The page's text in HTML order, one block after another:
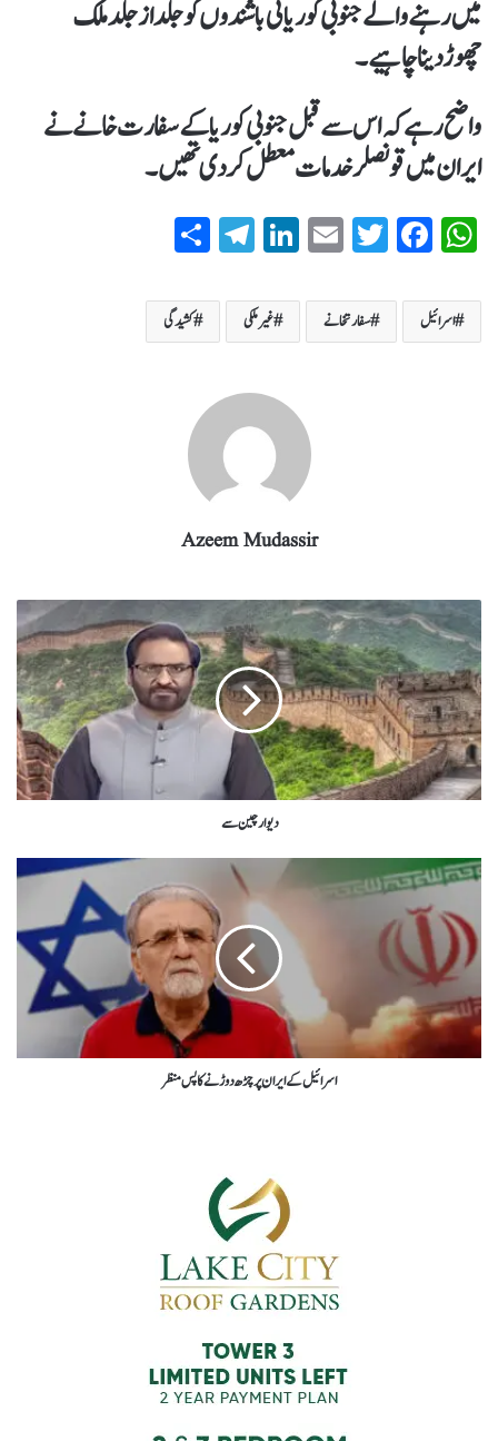
میں رہنے والے جنوبی کوریائی باشندوں کو جلد از جلد ملک
چھوڑدینا چاہیے۔
واضح رہےکہ اس سے قبل جنوبی کوریا کے سفارت خانے نے
ایران میں قونصلر خدمات معطل کردی تھیں۔
W
ts
A
Fa
bo
ok
T
tte
r
E
ail
Li
ed
In
T
eg
ra
re اسرائیل سفارتخانے غیر ملکی کشیدگی
Azeem Mudassir
دیوار چین سے
اسرائیل کے ایران پر چڑھ دوڑنے کا پس منظر